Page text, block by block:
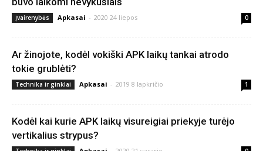
Įvairenybės Apkasai - 2020 24 liepos 0
Ar žinojote, kodėl vokiški APK laikų tankai atrodo
tokie grublėti?
Technika ir ginklai Apkasai - 2019 8 lapkričio 1
Kodėl kai kurie APK laikų visureigiai priekyje turėjo
vertikalius strypus?